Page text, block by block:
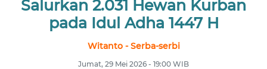
Salurkan 2.031 Hewan Kurban
pada Idul Adha 1447 H
Witanto - Serba-serbi
Jumat, 29 Mei 2026 - 19:00 WIB
NUSANTARA